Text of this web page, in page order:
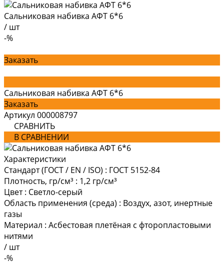
Сальниковая набивка АФТ 6*6
/ шт
-%
Заказать
Сальниковая набивка АФТ 6*6
Заказать
Артикул 000008797
СРАВНИТЬ
В СРАВНЕНИИ
Характеристики
Стандарт (ГОСТ / EN / ISO) : ГОСТ 5152-84
Плотность, гр/см³ : 1,2 гр/см³
Цвет : Светло-серый
Область применения (среда) : Воздух, азот, инертные
газы
Материал : Асбестовая плетёная с фторопластовыми
нитями
/ шт
-%